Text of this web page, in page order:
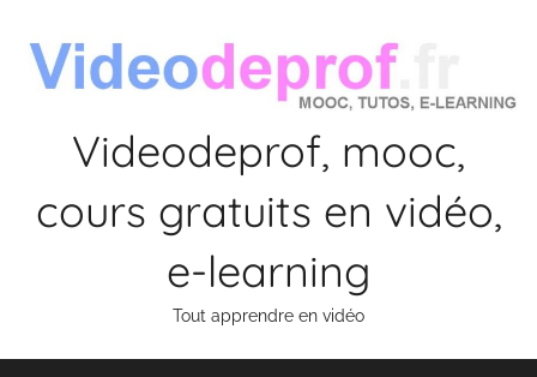
contenu
Videodeprof, mooc,
cours gratuits en vidéo,
e-learning
Tout apprendre en vidéo